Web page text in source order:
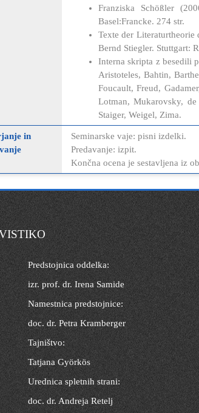
Franziska Schößler
Basel:Francke. 274 str.
Texte der
Bernd Stiegler. Stuttgart:
Interna skripta z besedili
Aristoteles, Bahtin,
Foucault, Freud,
Lotman, Mukarovsky, de
Staiger, Weigel, Zima.
in
Seminarske vaje: pisni izdelki.
Predavanje: izpit.
Končna ocena je sestavljena iz
Predstojnica oddelka:
izr. prof. dr. Irena Samide
Namestnica predstojnice:
doc. dr. Petra Kramberger
Tajništvo:
Tatjana Györkös
Urednica spletnih strani:
doc. dr. Andreja Retelj